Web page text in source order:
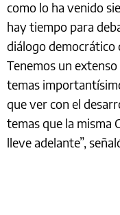
como lo ha venido
hay tiempo para
diálogo democrático
Tenemos un
temas
que ver con el
temas que la misma
lleve adelante”,